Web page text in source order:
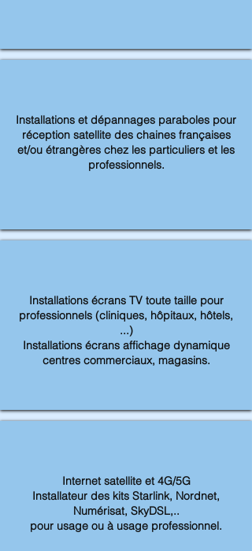
Installations et dépannages paraboles pour
réception satellite des chaines françaises
et/ou étrangères chez les particuliers et les
professionnels.
Installations écrans TV toute taille pour
professionnels (cliniques, hôpitaux, hôtels,
...)
Installations écrans affichage dynamique
centres commerciaux, magasins.
Internet satellite et 4G/5G
Installateur des kits Starlink, Nordnet,
Numérisat, SkyDSL,..
pour usage ou à usage professionnel.